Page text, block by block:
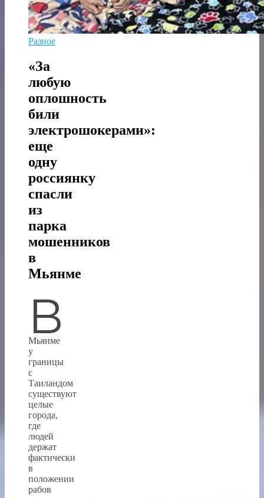
Разное
«За
любую
оплошность
били
электрошокерами»:
еще
одну
россиянку
спасли
из
парка
мошенников
в
Мьянме
В
Мьянме
у
границы
с
Таиландом
существуют
целые
города,
где
людей
держат
фактически
в
положении
рабов